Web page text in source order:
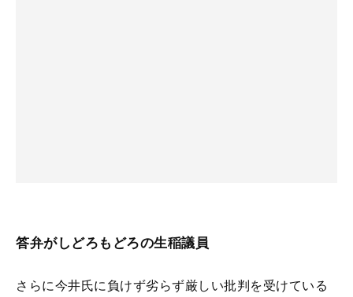
答弁がしどろもどろの生稲議員
さらに今井氏に負けず劣らず厳しい批判を受けている